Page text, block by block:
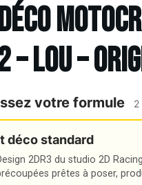
– LOU –
votre formule 2
déco standard
2DR3 du studio 2D
prêtes à poser,